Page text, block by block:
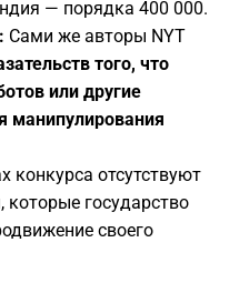
— порядка 400 000.
Сами же авторы NYT
того, что
или другие
манипулирования
конкурса отсутствуют
государство
своего